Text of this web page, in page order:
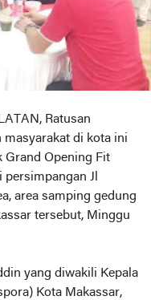
Ratusan
masyarakat di kota ini
Grand Opening Fit
Jl
area samping gedung
tersebut, Minggu
yang diwakili Kepala
Kota Makassar,